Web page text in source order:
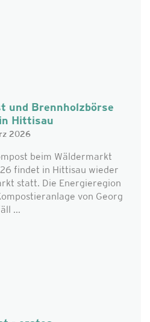
und Brennholzbörse
Hittisau
2026
beim Wäldermarkt
findet in Hittisau wieder
statt. Die Energieregion
von Georg
...